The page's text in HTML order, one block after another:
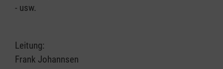
- usw.
Leitung:
Frank Johannsen